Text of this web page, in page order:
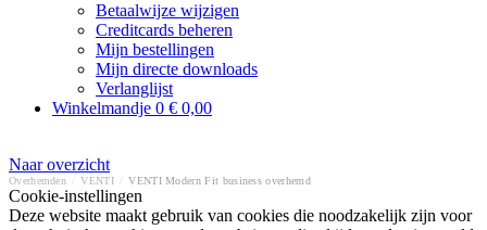
Betaalwijze wijzigen
Creditcards beheren
Mijn bestellingen
Mijn directe downloads
Verlanglijst
Winkelmandje 0 € 0,00
Naar overzicht
Overhemden VENTI VENTI Modern Fit business overhemd
Cookie-instellingen
Deze website maakt gebruik van cookies die noodzakelijk zijn voor